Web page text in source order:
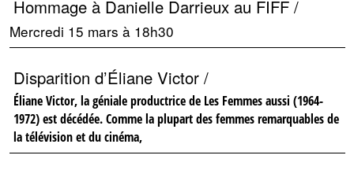
Hommage à Danielle Darrieux au FIFF /
Mercredi 15 mars à 18h30
Disparition d’Éliane Victor /
Éliane Victor, la géniale productrice de Les Femmes aussi (1964-
1972) est décédée. Comme la plupart des femmes remarquables de
la télévision et du cinéma,